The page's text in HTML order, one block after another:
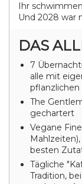
Ihr
Und 2028 war
DAS
7
alle mit
The
gechartert
Vegane
besten
Tägliche
Tradition,